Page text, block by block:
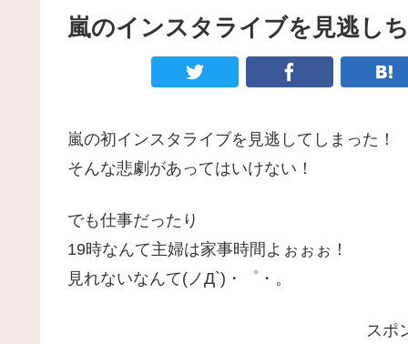
嵐のインスタライブを見逃し
嵐の初インスタライブを見逃してしまった！
そんな悲劇があってはいけない！
でも仕事だったり
19時なんて主婦は家事時間よぉぉぉ！
見れないなんて(ノД`)・゜・。
スポ